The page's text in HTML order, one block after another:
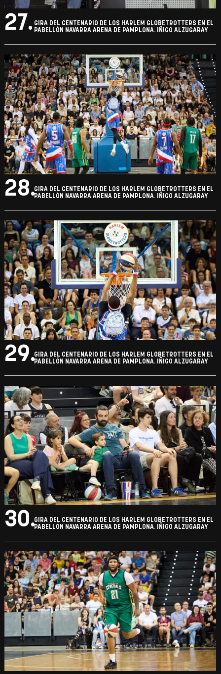
27. GIRA DEL CENTENARIO DE LOS HARLEM GLOBETROTTERS EN EL
PABELLÓN NAVARRA ARENA DE PAMPLONA. IÑIGO ALZUGARAY
28.GIRA DEL CENTENARIO DE LOS HARLEM GLOBETROTTERS EN EL
PABELLÓN NAVARRA ARENA DE PAMPLONA. IÑIGO ALZUGARAY
29.GIRA DEL CENTENARIO DE LOS HARLEM GLOBETROTTERS EN EL
PABELLÓN NAVARRA ARENA DE PAMPLONA. IÑIGO ALZUGARAY
30.GIRA DEL CENTENARIO DE LOS HARLEM GLOBETROTTERS EN EL
PABELLÓN NAVARRA ARENA DE PAMPLONA. IÑIGO ALZUGARAY